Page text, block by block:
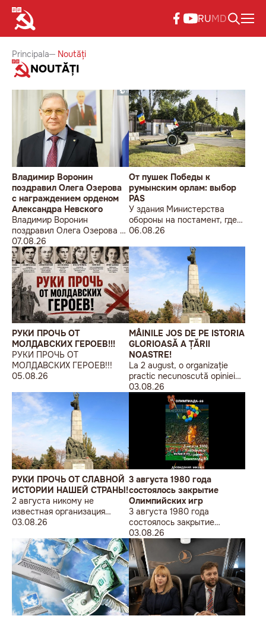
RUMD
Principala Noutăți
NOUTĂȚI
Владимир Воронин
поздравил Олега Озерова
с награждением орденом
Александра Невского
Владимир Воронин
поздравил Олега Озерова с
награждением орденом
Александра Невского
07.08.26
От пушек Победы к
румынским орлам: выбор
PAS
У здания Министерства
обороны на постамент, где
прежде стояла знаменитая
мужчина возложил букет
цветов.
06.08.26
РУКИ ПРОЧЬ ОТ
МОЛДАВСКИХ ГЕРОЕВ!!!
РУКИ ПРОЧЬ ОТ
МОЛДАВСКИХ ГЕРОЕВ!!!
05.08.26
MÂINILE JOS DE PE ISTORIA
GLORIOASĂ A ȚĂRII
NOASTRE!
La 2 august, o organizație
practic necunoscută opiniei
publice, autointitulată „Liga
Studenților Basarabeni”, a
organizat la Chișinău o
acțiune de protest modestă,
sub sloganul „În Uniunea
Europeană fără monumente
sovietice”.
03.08.26
РУКИ ПРОЧЬ ОТ СЛАВНОЙ
ИСТОРИИ НАШЕЙ СТРАНЫ!
2 августа никому не
известная организация
«Лига бессарабских
Кишиневе малочисленную
акцию «В Европейский Союз
без советских памятников».
03.08.26
3 августа 1980 года
состоялось закрытие
Олимпийских игр
3 августа 1980 года
состоялось закрытие
Олимпийских игр
03.08.26